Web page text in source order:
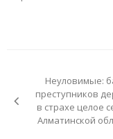
записямНеуловимые:
преступников
в страхе целое
Алматинской